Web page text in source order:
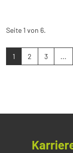
Seite 1 von 6.
1 2 3 ...